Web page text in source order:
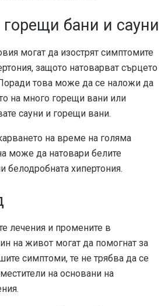
горещи бани и сауни
могат да изострят симптомите
защото натоварват сърцето
това може да се наложи да
на много горещи вани или
сауни и горещи вани.
на време на голяма
може да натовари белите
хипертония.
лечения и промените в
на живот могат да помогнат за
симптоми, те не трябва да се
на основани на